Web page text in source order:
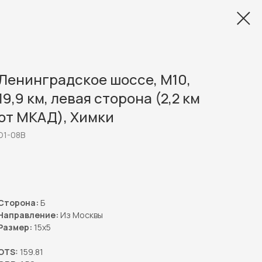
шоссе, М10,
км, левая сторона (2,2 км
МКАД), Химки
08B
Б
Из Москвы
15x5
159.81